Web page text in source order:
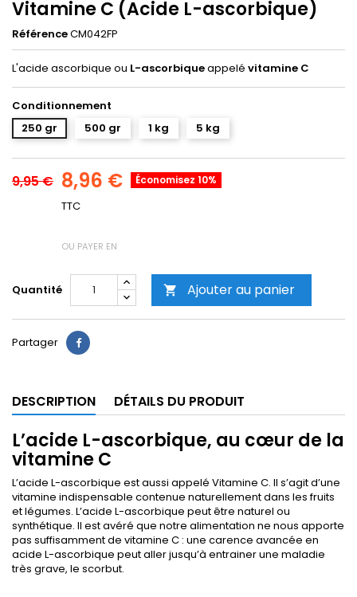
Vitamine C (Acide L-ascorbique)
RéférenceCM042FP
L'acide ascorbique ou L-ascorbiqueappelé vitamine C
Conditionnement
250 gr
500 gr 1 kg 5 kg
9,95 € 8,96 € Économisez 10%
TTC
OU PAYER EN
Quantité  Ajouter au panier
Partager
DESCRIPTION DÉTAILS DU PRODUIT
L’acide L-ascorbique, au cœur de la
vitamine C
L’acide L-ascorbique est aussi appelé Vitamine C. Il s’agit d’une
vitamine indispensable contenue naturellement dans les fruits
et légumes. L’acide L-ascorbique peut être naturel ou
synthétique. Il est avéré que notre alimentation ne nous apporte
pas suffisamment de vitamine C : une carence avancée en
acide L-ascorbique peut aller jusqu’à entrainer une maladie
très grave, le scorbut.